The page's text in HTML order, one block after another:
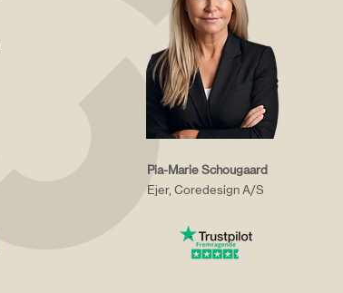
Pia-Marie Schougaard
Ejer, Coredesign A/S